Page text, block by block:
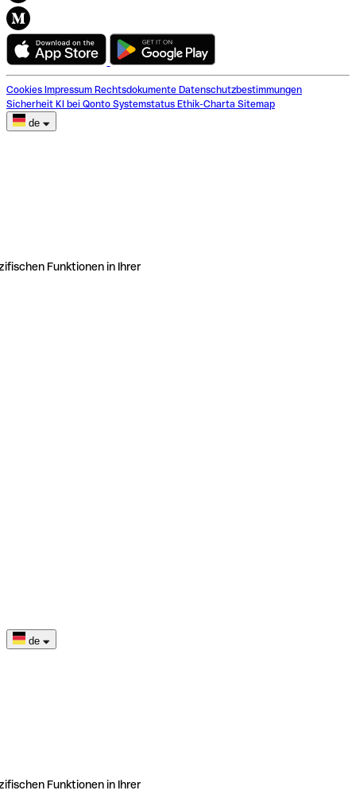
Cookies Impressum Rechtsdokumente Datenschutzbestimmungen
Sicherheit KI bei Qonto Systemstatus Ethik-Charta Sitemap
de
Funktionen in Ihrer
de
Funktionen in Ihrer